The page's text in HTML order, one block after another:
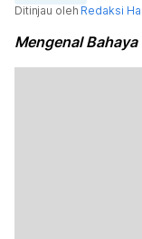
Ditinjau oleh Redaksi
Mengenal